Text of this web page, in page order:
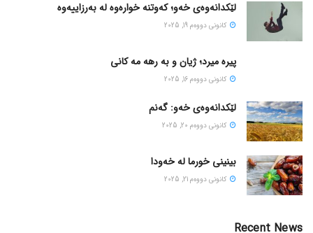
لێکدانەوەی خەو؛ کەوتنە خوارەوە لە بەرزاییەوە
كانونی دووه‌م 19, 2025
پیره میرد؛ ژیان و به رهه مه کانی
كانونی دووه‌م 16, 2025
لێکدانەوەی خەو: گەنم
كانونی دووه‌م 20, 2025
بینینی خورما لە خەودا
كانونی دووه‌م 21, 2025
Recent News